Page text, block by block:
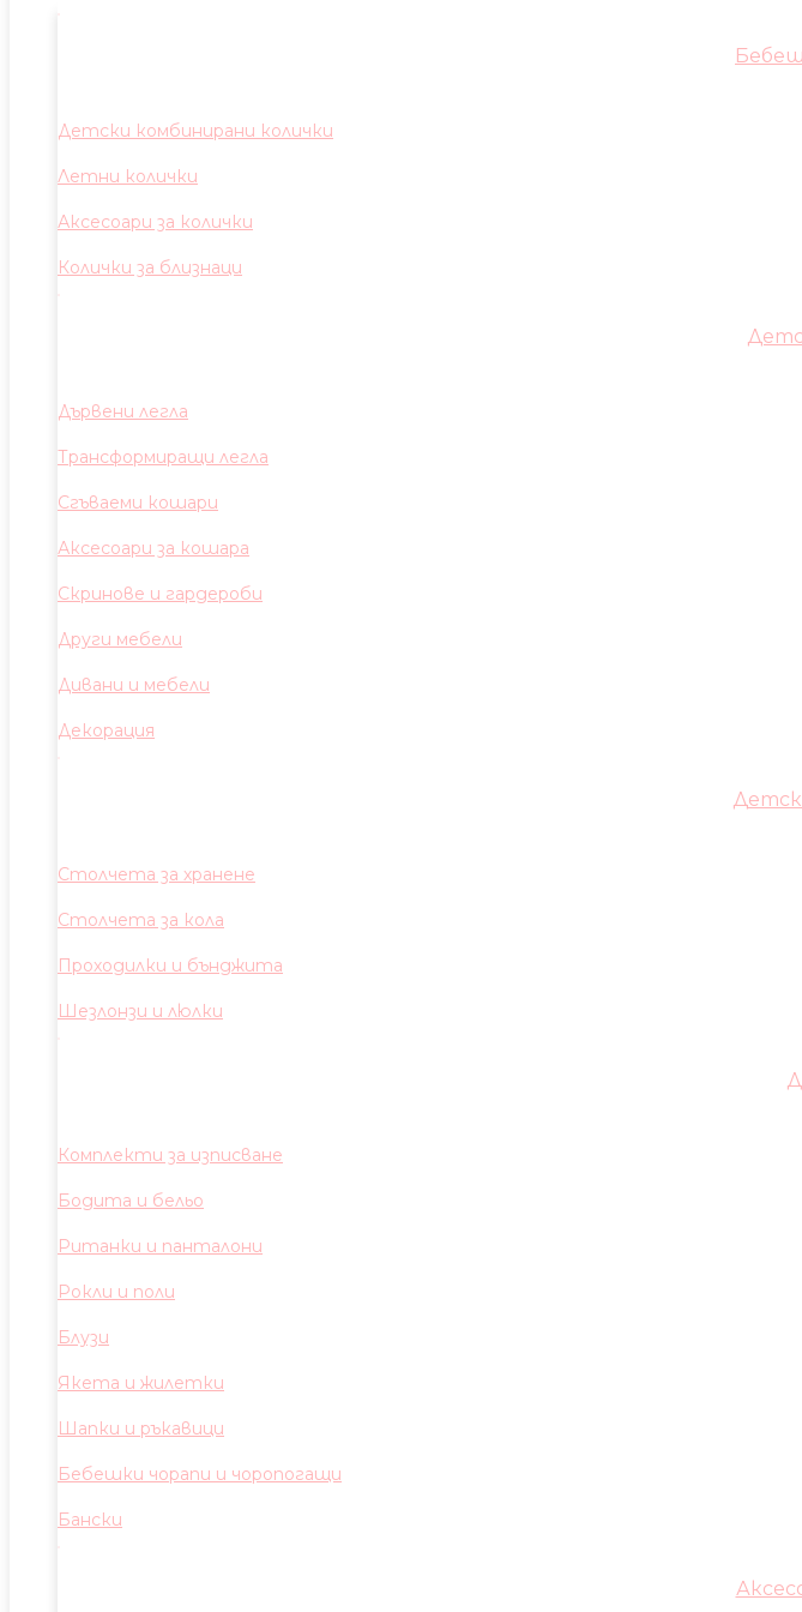
Детски комбинирани колички
Летни колички
Аксесоари за колички
Колички за близнаци
Дървени легла
Трансформиращи легла
Сгъваеми кошари
Аксесоари за кошара
Скринове и гардероби
Други мебели
Дивани и мебели
Декорация
Столчета за хранене
Столчета за кола
Проходилки и бънджита
Шезлонзи и люлки
Комплекти за изписване
Бодита и бельо
Ританки и панталони
Рокли и поли
Блузи
Якета и жилетки
Шапки и ръкавици
Бебешки чорапи и чоропогащи
Бански